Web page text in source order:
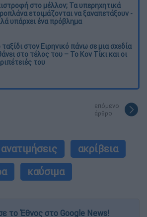
στο μέλλον; Τα υπερηχητικά
ετοιμάζονται να ξαναπετάξουν -
υπάρχει ένα πρόβλημα
ταξίδι στον Ειρηνικό πάνω σε μια σχεδία
στο τέλος του – Το Κον Τίκι και οι
του
επόμενο
άρθρο
ανατιμήσεις
ακρίβεια
καύσιμα
το Έθνος στο Google News!